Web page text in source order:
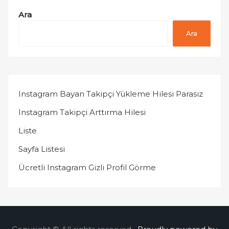
Ara
Ara
Instagram Bayan Takipçi Yükleme Hilesi Parasız
Instagram Takipçi Arttırma Hilesi
Liste
Sayfa Listesi
Ücretli Instagram Gizli Profil Görme